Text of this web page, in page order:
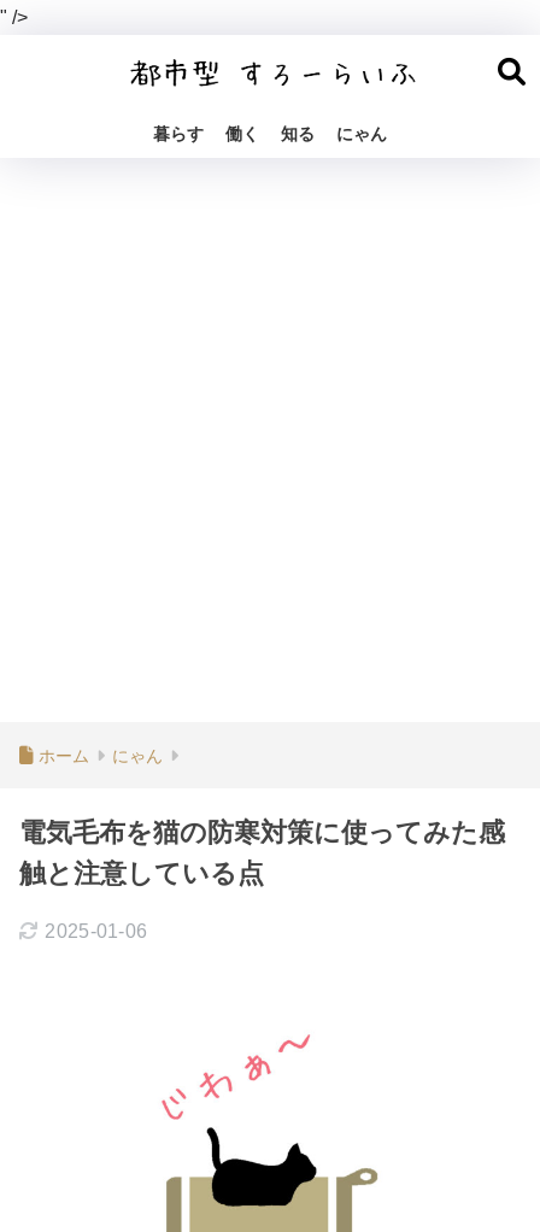
" />
暮らす 働く 知る にゃん
ホーム にゃん
電気毛布を猫の防寒対策に使ってみた感
触と注意している点
2025-01-06